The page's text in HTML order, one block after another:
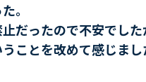
。
だったので不安でし
ことを改めて感じまし